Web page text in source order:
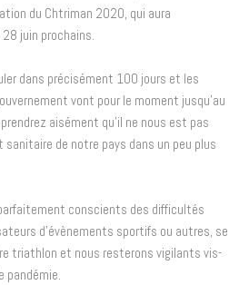
du Chtriman 2020, qui aura
juin prochains.
dans précisément 100 jours et les
vont pour le moment jusqu’au
aisément qu’il ne nous est pas
de notre pays dans un peu plus
conscients des difficultés
d’évènements sportifs ou autres, se
triathlon et nous resterons vigilants vis-
pandémie.